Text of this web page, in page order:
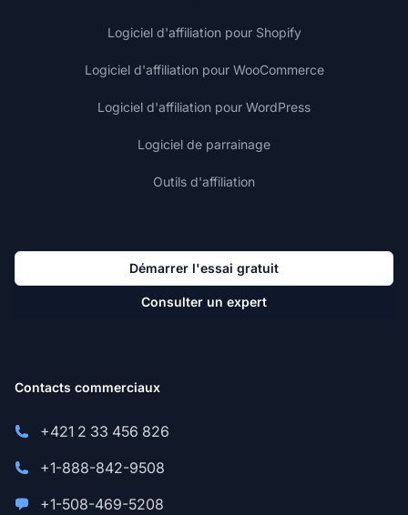
Logiciel d'affiliation pour Shopify
Logiciel d'affiliation pour WooCommerce
Logiciel d'affiliation pour WordPress
Logiciel de parrainage
Outils d'affiliation
Démarrer l'essai gratuit
Consulter un expert
Contacts commerciaux
+421 2 33 456 826
+1-888-842-9508
+1-508-469-5208